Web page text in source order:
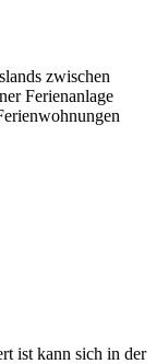
zwischen
Ferienanlage
ist kann sich in der